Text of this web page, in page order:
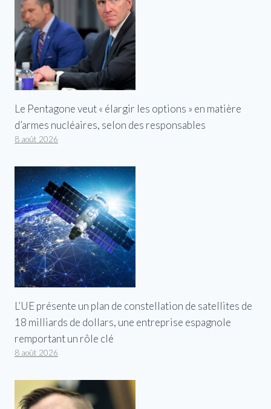
Le Pentagone veut « élargir les options » en matière
d’armes nucléaires, selon des responsables
8 août 2026
L’UE présente un plan de constellation de satellites de
18 milliards de dollars, une entreprise espagnole
remportant un rôle clé
8 août 2026